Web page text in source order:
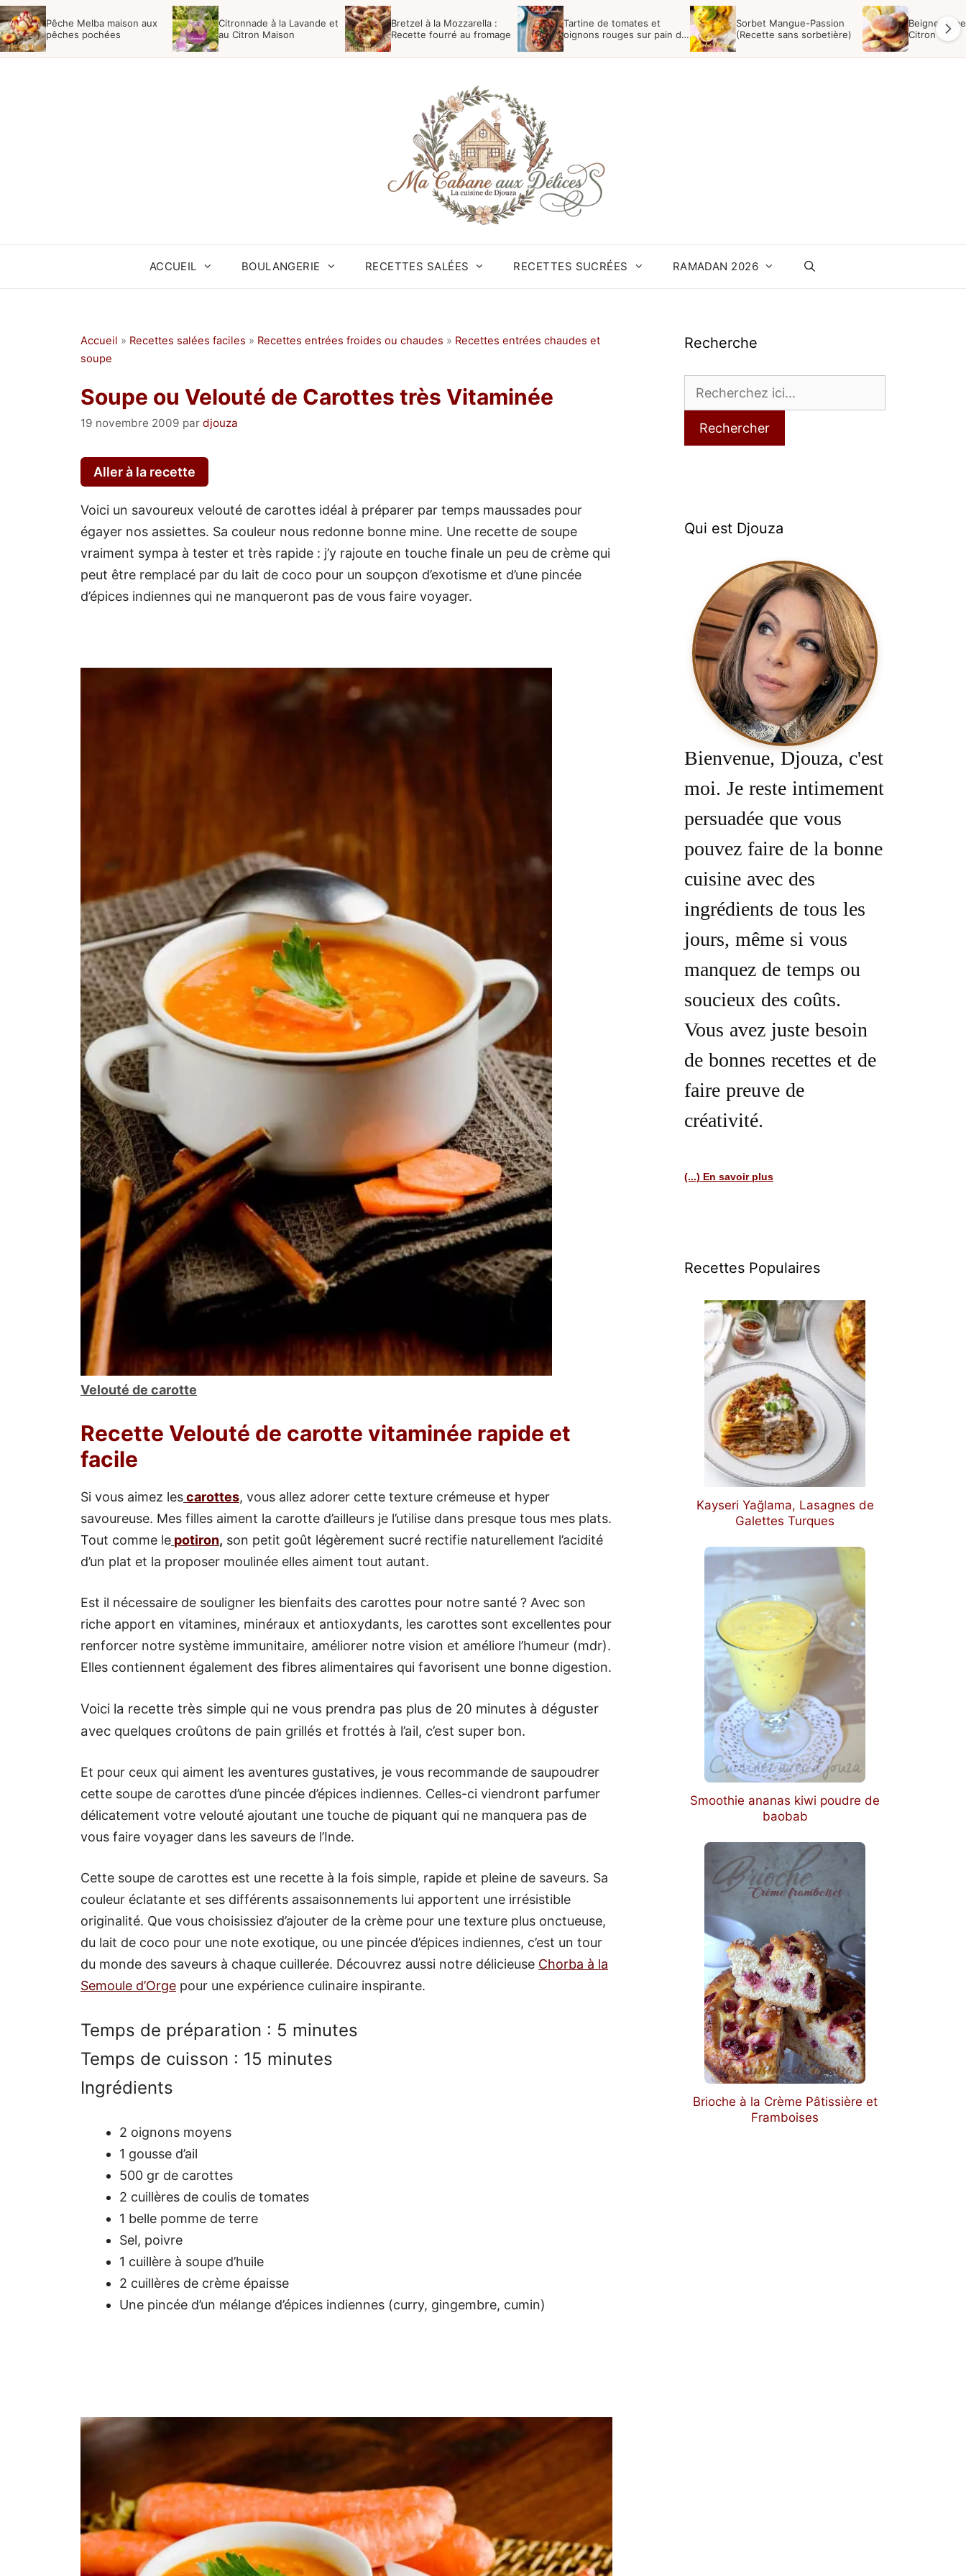
Aller
au
contenu
Pêche Melba maison aux
pêches pochées
Citronnade à la Lavande et
au Citron Maison
Bretzel à la Mozzarella :
Recette fourré au fromage
Tartine de tomates et
oignons rouges sur pain de
Sorbet Mangue-Passion
(Recette sans sorbetière)
Beignet
Citron
ACCUEIL BOULANGERIE RECETTES SALÉES RECETTES SUCRÉES RAMADAN 2026
Accueil » Recettes salées faciles » Recettes entrées froides ou chaudes » Recettes entrées chaudes et
soupe
Soupe ou Velouté de Carottes très Vitaminée
19 novembre 2009 par djouza
Aller à la recette
Voici un savoureux velouté de carottes idéal à préparer par temps maussades pour
égayer nos assiettes. Sa couleur nous redonne bonne mine. Une recette de soupe
vraiment sympa à tester et très rapide : j’y rajoute en touche finale un peu de crème qui
peut être remplacé par du lait de coco pour un soupçon d’exotisme et d’une pincée
d’épices indiennes qui ne manqueront pas de vous faire voyager.
Velouté de carotte
Recette Velouté de carotte vitaminée rapide et
facile
Si vous aimez lescarottes, vous allez adorer cette texture crémeuse et hyper
savoureuse. Mes filles aiment la carotte d’ailleurs je l’utilise dans presque tous mes plats.
Tout comme le potiron, son petit goût légèrement sucré rectifie naturellement l’acidité
d’un plat et la proposer moulinée elles aiment tout autant.
Est il nécessaire de souligner les bienfaits des carottes pour notre santé ? Avec son
riche apport en vitamines, minéraux et antioxydants, les carottes sont excellentes pour
renforcer notre système immunitaire, améliorer notre vision et améliore l’humeur (mdr).
Elles contiennent également des fibres alimentaires qui favorisent une bonne digestion.
Voici la recette très simple qui ne vous prendra pas plus de 20 minutes à déguster
avec quelques croûtons de pain grillés et frottés à l’ail, c’est super bon.
Et pour ceux qui aiment les aventures gustatives, je vous recommande de saupoudrer
cette soupe de carottes d’une pincée d’épices indiennes. Celles-ci viendront parfumer
délicatement votre velouté ajoutant une touche de piquant qui ne manquera pas de
vous faire voyager dans les saveurs de l’Inde.
Cette soupe de carottes est une recette à la fois simple, rapide et pleine de saveurs. Sa
couleur éclatante et ses différents assaisonnements lui apportent une irrésistible
originalité. Que vous choisissiez d’ajouter de la crème pour une texture plus onctueuse,
du lait de coco pour une note exotique, ou une pincée d’épices indiennes, c’est un tour
du monde des saveurs à chaque cuillerée. Découvrez aussi notre délicieuse Chorba à la
Semoule d’Orge pour une expérience culinaire inspirante.
Temps de préparation : 5 minutes
Temps de cuisson : 15 minutes
Ingrédients
2 oignons moyens
1 gousse d’ail
500 gr de carottes
2 cuillères de coulis de tomates
1 belle pomme de terre
Sel, poivre
1 cuillère à soupe d’huile
2 cuillères de crème épaisse
Une pincée d’un mélange d’épices indiennes (curry, gingembre, cumin)
Recherche
Rechercher
Qui est Djouza
Bienvenue, Djouza, c'est
moi. Je reste intimement
persuadée que vous
pouvez faire de la bonne
cuisine avec des
ingrédients de tous les
jours, même si vous
manquez de temps ou
soucieux des coûts.
Vous avez juste besoin
de bonnes recettes et de
faire preuve de
créativité.
(...) En savoir plus
Recettes Populaires
Kayseri Yağlama, Lasagnes de
Galettes Turques
Smoothie ananas kiwi poudre de
baobab
Brioche à la Crème Pâtissière et
Framboises